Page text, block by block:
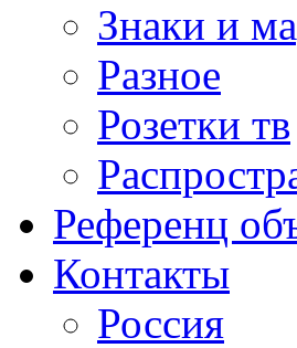
Знаки и
Разное
Розетки тв
Референц
Контакты
Россия